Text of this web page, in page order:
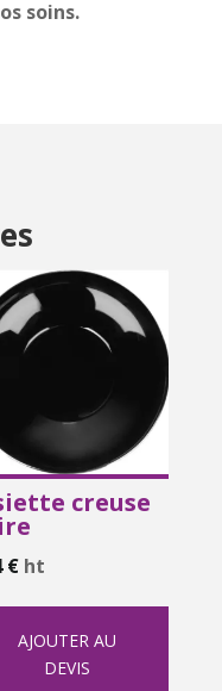
soins.
creuse
€ ht
AJOUTER AU
DEVIS